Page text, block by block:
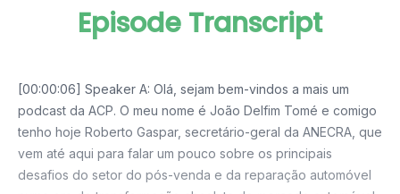
Episode Transcript